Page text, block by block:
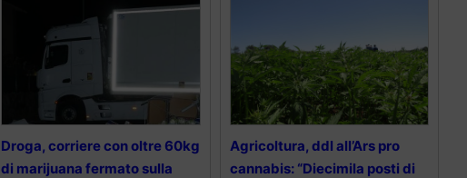
Droga, corriere con oltre 60kg
di marijuana fermato sulla
Agricoltura, ddl all’Ars pro
cannabis: “Diecimila posti di